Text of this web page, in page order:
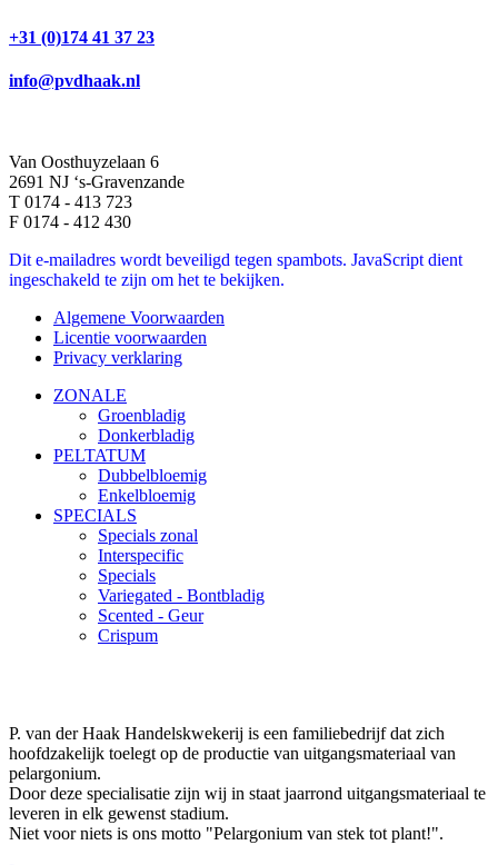
+31 (0)174 41 37 23
info@pvdhaak.nl
Van Oosthuyzelaan 6
2691 NJ ‘s-Gravenzande
T 0174 - 413 723
F 0174 - 412 430
Dit e-mailadres wordt beveiligd tegen spambots. JavaScript dient
ingeschakeld te zijn om het te bekijken.
Algemene Voorwaarden
Licentie voorwaarden
Privacy verklaring
ZONALE
Groenbladig
Donkerbladig
PELTATUM
Dubbelbloemig
Enkelbloemig
SPECIALS
Specials zonal
Interspecific
Specials
Variegated - Bontbladig
Scented - Geur
Crispum
P. van der Haak Handelskwekerij is een familiebedrijf dat zich
hoofdzakelijk toelegt op de productie van uitgangsmateriaal van
pelargonium.
Door deze specialisatie zijn wij in staat jaarrond uitgangsmateriaal te
leveren in elk gewenst stadium.
Niet voor niets is ons motto "Pelargonium van stek tot plant!".